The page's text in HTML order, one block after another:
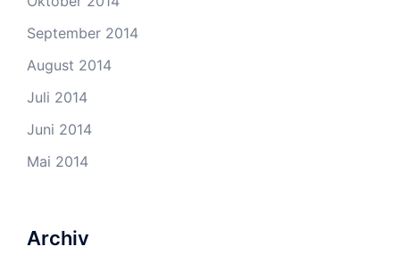
September 2014
August 2014
Juli 2014
Juni 2014
Mai 2014
Archiv